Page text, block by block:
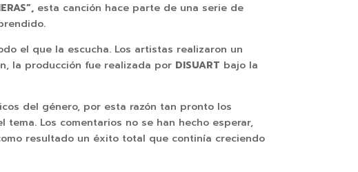
esta canción hace parte de una serie de
el que la escucha. Los artistas realizaron un
la producción fue realizada por DISUART bajo la
del género, por esta razón tan pronto los
Los comentarios no se han hecho esperar,
resultado un éxito total que continía creciendo